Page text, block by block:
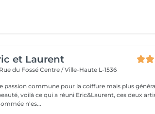
et Laurent
Rue du FosséCentre / Ville-Haute L-1536
passion commune pour la coiffure mais plus
voilà ce qui a réuni Eric&Laurent, ces deux
n'es...